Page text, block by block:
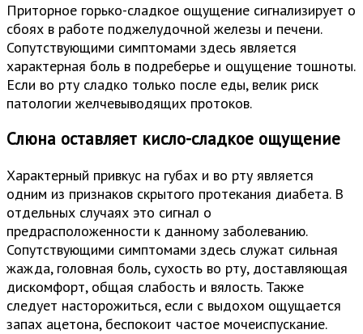
Приторное горько-сладкое ощущение сигнализирует о
сбоях в работе поджелудочной железы и печени.
Сопутствующими симптомами здесь является
характерная боль в подреберье и ощущение тошноты.
Если во рту сладко только после еды, велик риск
патологии желчевыводящих протоков.
Слюна оставляет кисло-сладкое ощущение
Характерный привкус на губах и во рту является
одним из признаков скрытого протекания диабета. В
отдельных случаях это сигнал о
предрасположенности к данному заболеванию.
Сопутствующими симптомами здесь служат сильная
жажда, головная боль, сухость во рту, доставляющая
дискомфорт, общая слабость и вялость. Также
следует насторожиться, если с выдохом ощущается
запах ацетона, беспокоит частое мочеиспускание.